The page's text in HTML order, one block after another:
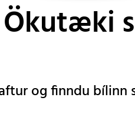
Ökutæki
og finndu bílinn